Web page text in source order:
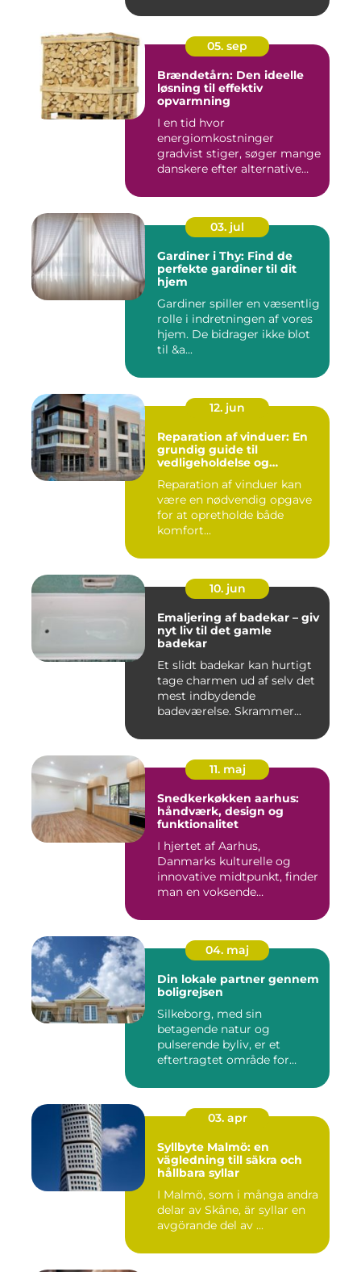
05. sep
Brændetårn: Den ideelle
løsning til effektiv
opvarmning
I en tid hvor
energiomkostninger
gradvist stiger, søger mange
danskere efter alternative
03. jul
Gardiner i Thy: Find de
perfekte gardiner til dit
hjem
Gardiner spiller en væsentlig
rolle i indretningen af vores
hjem. De bidrager ikke blot
til &a...
12. jun
Reparation af vinduer: En
grundig guide til
vedligeholdelse og
Reparation af vinduer kan
være en nødvendig opgave
for at opretholde både
komfort...
10. jun
Emaljering af badekar – giv
nyt liv til det gamle
badekar
Et slidt badekar kan hurtigt
tage charmen ud af selv det
mest indbydende
badeværelse. Skrammer...
11. maj
Snedkerkøkken aarhus:
håndværk, design og
funktionalitet
I hjertet af Aarhus,
Danmarks kulturelle og
innovative midtpunkt, finder
man en voksende
04. maj
Din lokale partner gennem
boligrejsen
Silkeborg, med sin
betagende natur og
pulserende byliv, er et
eftertragtet område for
03. apr
Syllbyte Malmö: en
vägledning till säkra och
hållbara syllar
I Malmö, som i många andra
delar av Skåne, är syllar en
avgörande del av ...